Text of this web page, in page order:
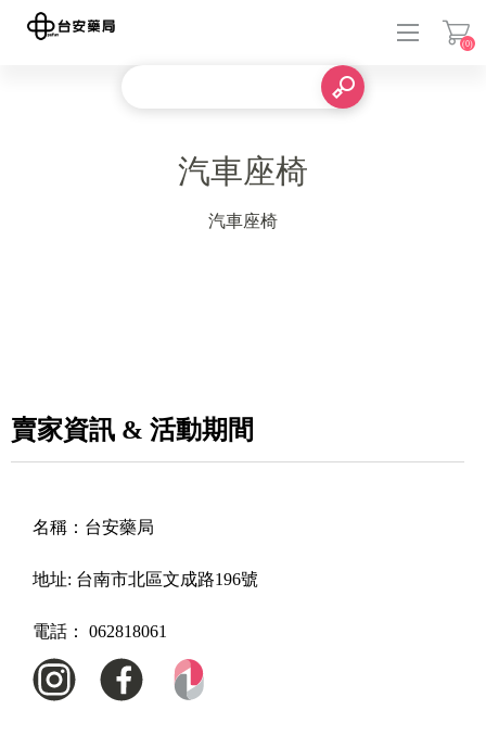
(0)
汽車座椅
汽車座椅
賣家資訊 & 活動期間
名稱： 台安藥局
地址: 台南市北區文成路196號
電話： 062818061